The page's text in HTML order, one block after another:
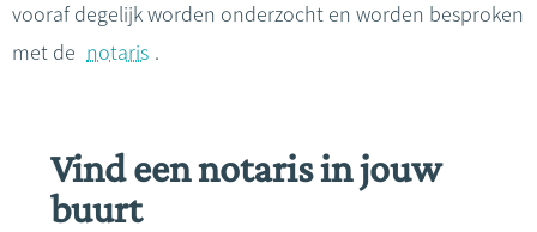
vooraf degelijk worden onderzocht en worden besproken
met de notaris .
Vind een notaris in jouw
buurt